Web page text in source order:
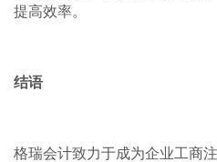
提高效率。
结语
格瑞会计致力于成为企业工商